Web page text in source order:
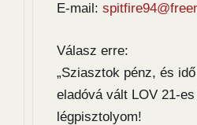
E-mail:
Válasz erre:
„Sziasztok pénz, és
eladóvá vált LOV 21-
légpisztolyom!